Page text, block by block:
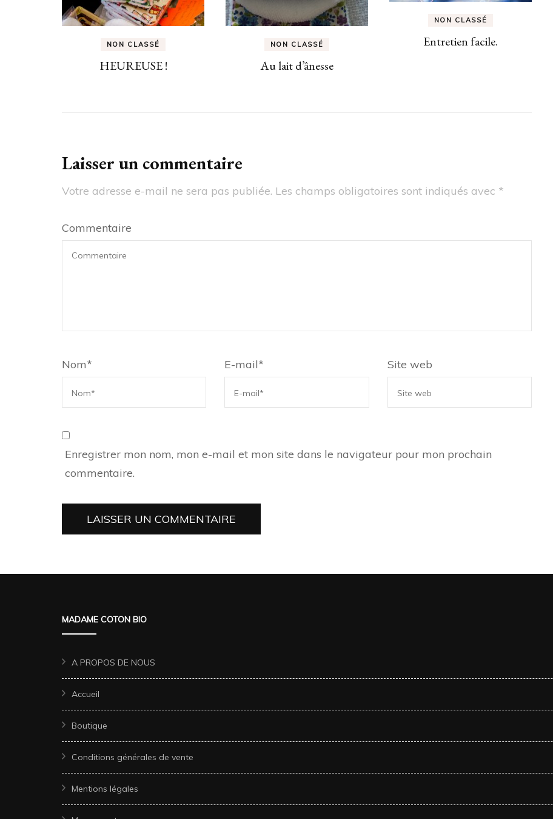
NON CLASSÉ
HEUREUSE !
NON CLASSÉ
Au lait d’ânesse
NON CLASSÉ
Entretien facile.
Laisser un commentaire
Votre adresse e-mail ne sera pas publiée. Les champs obligatoires sont indiqués avec *
Commentaire
Nom* E-mail* Site web
Enregistrer mon nom, mon e-mail et mon site dans le navigateur pour mon prochain
commentaire.
MADAME COTON BIO
A PROPOS DE NOUS
Accueil
Boutique
Conditions générales de vente
Mentions légales